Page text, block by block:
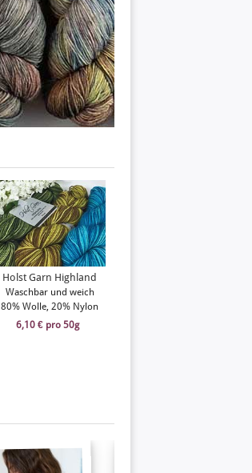
Holst Garn Highland
Waschbar und weich
80% Wolle, 20% Nylon
6,10 € pro 50g